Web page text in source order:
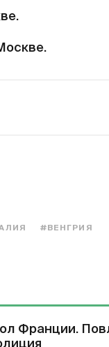
#ВЕНГРИЯ
Франции.